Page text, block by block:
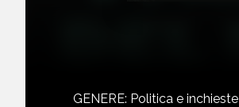
GENERE: Politica e inchieste